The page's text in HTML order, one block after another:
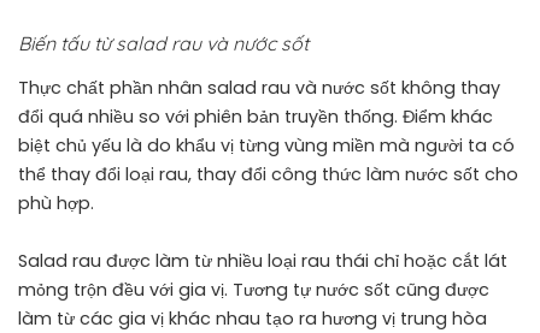
Biến tấu từ salad rau và nước sốt
Thực chất phần nhân salad rau và nước sốt không thay
đổi quá nhiều so với phiên bản truyền thống. Điểm khác
biệt chủ yếu là do khẩu vị từng vùng miền mà người ta có
thể thay đổi loại rau, thay đổi công thức làm nước sốt cho
phù hợp.
Salad rau được làm từ nhiều loại rau thái chỉ hoặc cắt lát
mỏng trộn đều với gia vị. Tương tự nước sốt cũng được
làm từ các gia vị khác nhau tạo ra hương vị trung hòa